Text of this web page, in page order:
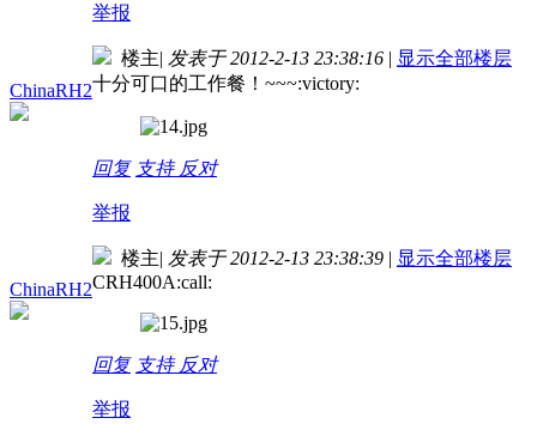
举报
ChinaRH2
楼主| 发表于 2012-2-13 23:38:16 | 显示全部楼层
十分可口的工作餐！~~~:victory:
回复 支持 反对
举报
ChinaRH2
楼主| 发表于 2012-2-13 23:38:39 | 显示全部楼层
CRH400A:call:
回复 支持 反对
举报